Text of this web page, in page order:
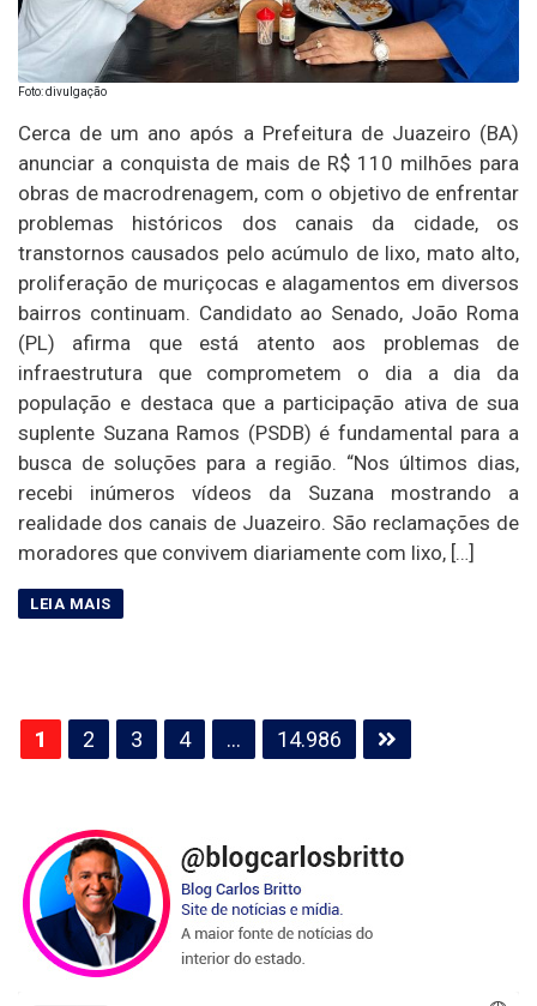
Foto: divulgação
Cerca de um ano após a Prefeitura de Juazeiro (BA)
anunciar a conquista de mais de R$ 110 milhões para
obras de macrodrenagem, com o objetivo de enfrentar
problemas históricos dos canais da cidade, os
transtornos causados pelo acúmulo de lixo, mato alto,
proliferação de muriçocas e alagamentos em diversos
bairros continuam. Candidato ao Senado, João Roma
(PL) afirma que está atento aos problemas de
infraestrutura que comprometem o dia a dia da
população e destaca que a participação ativa de sua
suplente Suzana Ramos (PSDB) é fundamental para a
busca de soluções para a região. “Nos últimos dias,
recebi inúmeros vídeos da Suzana mostrando a
realidade dos canais de Juazeiro. São reclamações de
moradores que convivem diariamente com lixo, […]
Paginação
de
1 2 3 4 … 14.986